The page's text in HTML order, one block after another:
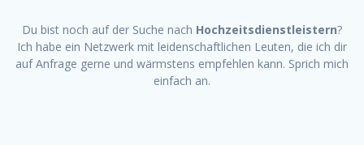
Du bist noch auf der Suche nach Hochzeitsdienstleistern?
Ich habe ein Netzwerk mit leidenschaftlichen Leuten, die ich dir
auf Anfrage gerne und wärmstens empfehlen kann. Sprich mich
einfach an.